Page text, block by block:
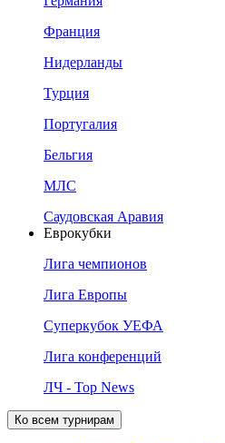
Франция
Нидерланды
Турция
Португалия
Бельгия
МЛС
Саудовская Аравия
Еврокубки
Лига чемпионов
Лига Европы
Суперкубок УЕФА
Лига конференций
ЛЧ - Top News
Ко всем турнирам